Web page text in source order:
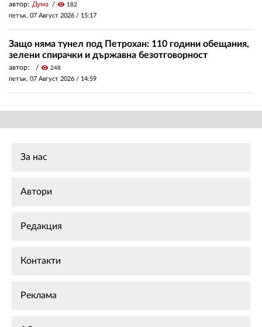
автор: Дума visibility 182
петък, 07 Август 2026 / 15:17
Защо няма тунел под Петрохан: 110 години обещания,
зелени спирачки и държавна безотговорност
автор: visibility 248
петък, 07 Август 2026 / 14:59
За нас
Автори
Редакция
Контакти
Реклама